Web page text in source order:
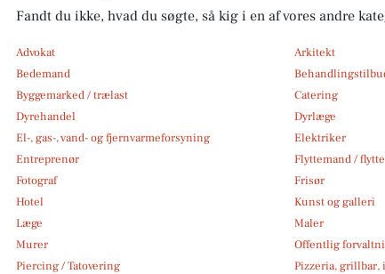
Fandt du ikke, hvad du søgte, så kig i en af vores andre
Advokat Arkitekt
Bedemand
Byggemarked / trælast
Catering
Dyrehandel
Dyrlæge
El-, gas-, vand- og fjernvarmeforsyning
Elektriker
Entreprenør
Flyttemand /
Fotograf
Frisør
Hotel
Kunst og galleri
Læge
Maler
Murer
Offentlig
Piercing / Tatovering
Pizzeria, grillbar,